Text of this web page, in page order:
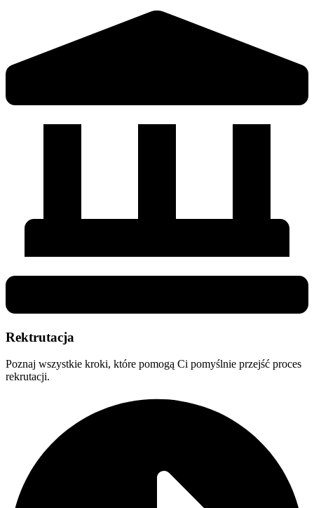
Rektrutacja
Poznaj wszystkie kroki, które pomogą Ci pomyślnie przejść proces
rekrutacji.